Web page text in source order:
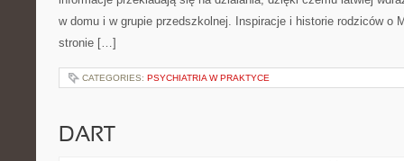
w domu i w grupie przedszkolnej. Inspiracje i historie rodziców o
stronie […]
CATEGORIES: PSYCHIATRIA W PRAKTYCE
DART